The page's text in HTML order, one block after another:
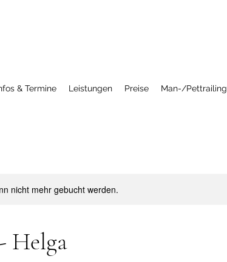
& Termine Leistungen Preise Man-/Pettrailing
nicht mehr gebucht werden.
Helga